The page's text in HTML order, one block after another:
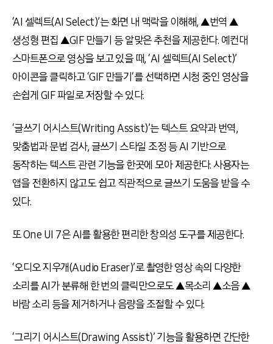
‘AI 셀렉트(AI Select)’는 화면 내 맥락을 이해해,▲번역 ▲
생성형 편집 ▲GIF만들기 등 알맞은 추천을 제공한다. 예컨대
스마트폰으로 영상을 보고 있을 때, ‘AI 셀렉트(AI Select)’
아이콘을 클릭하고‘GIF만들기‘를 선택하면 시청 중인 영상을
손쉽게 GIF파일로 저장할 수 있다.
‘글쓰기 어시스트(Writing Assist)’는 텍스트 요약과 번역,
맞춤법과 문법 검사,글쓰기 스타일 조정 등AI 기반으로
동작하는 텍스트 관련 기능을 한곳에 모아 제공한다.사용자는
앱을 전환하지 않고도 쉽고 직관적으로 글쓰기 도움을 받을 수
있다.
또One UI 7은AI를 활용한 편리한 창의성 도구를 제공한다.
‘오디오 지우개(Audio Eraser)’로 촬영한 영상 속의 다양한
소리를AI가 분류해 한 번의 클릭만으로도 ▲목소리 ▲소음 ▲
바람 소리 등을 제거하거나 음량을 조절할 수 있다.
‘그리기 어시스트(Drawing Assist)’기능을 활용하면 간단한